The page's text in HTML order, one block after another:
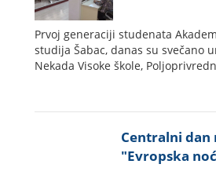
Prvoj generaciji studenata
studija Šabac, danas su svečano
Nekada Visoke škole,
Centralni
"Evropska